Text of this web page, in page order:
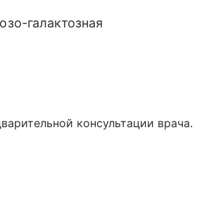
галактозная
консультации врача.